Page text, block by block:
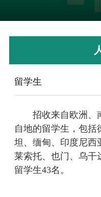
留学生
招收来自欧洲、
自地的留学生，包
坦、缅甸、印度尼西
莱索托、也门、乌干
留学生43名。